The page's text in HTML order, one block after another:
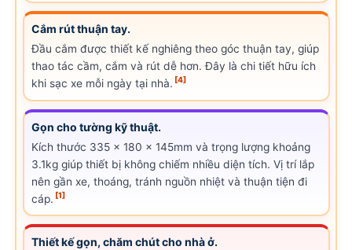
Cắm rút thuận tay.
Đầu cắm được thiết kế nghiêng theo góc thuận tay, giúp
thao tác cầm, cắm và rút dễ hơn. Đây là chi tiết hữu ích
khi sạc xe mỗi ngày tại nhà. [4]
Gọn cho tường kỹ thuật.
Kích thước 335 x 180 x 145mm và trọng lượng khoảng
3.1kg giúp thiết bị không chiếm nhiều diện tích. Vị trí lắp
nên gần xe, thoáng, tránh nguồn nhiệt và thuận tiện đi
cáp. [1]
Thiết kế gọn, chăm chút cho nhà ở.